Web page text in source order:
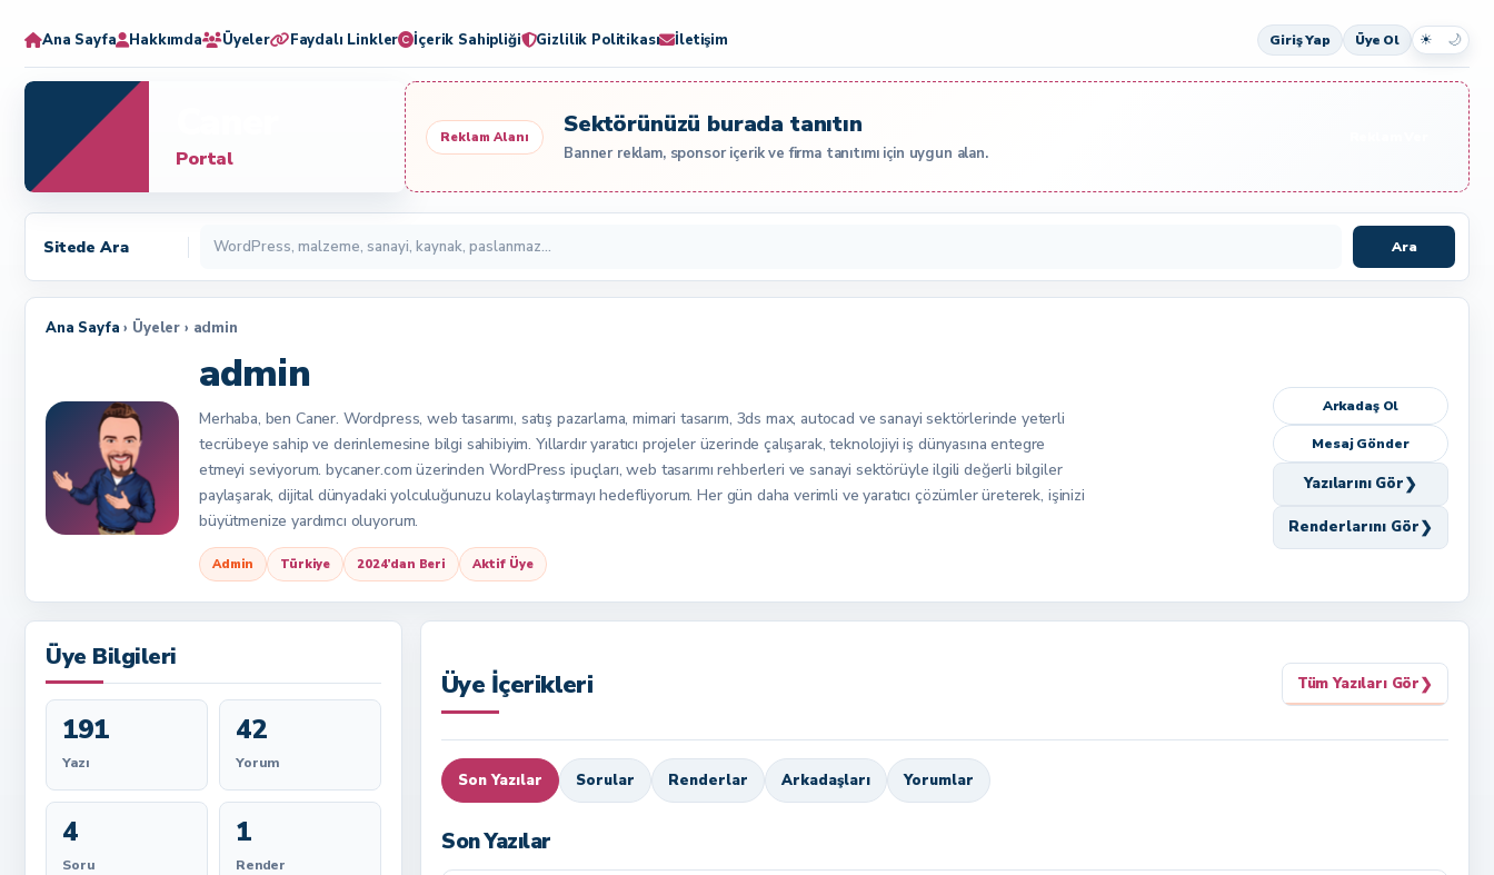
Ana Sayfa Hakkımda Üyeler Faydalı Linkler İçerik Sahipliği Gizlilik Politikası İletişim Giriş Yap Üye Ol ☀ 🌙
Portal
Reklam Alanı Sektörünüzü burada tanıtın
Banner reklam, sponsor içerik ve firma tanıtımı için uygun alan.
Sitede Ara Ara
Ana Sayfa › Üyeler › admin
admin
Merhaba, ben Caner. Wordpress, web tasarımı, satış pazarlama, mimari tasarım, 3ds max, autocad ve sanayi sektörlerinde yeterli
tecrübeye sahip ve derinlemesine bilgi sahibiyim. Yıllardır yaratıcı projeler üzerinde çalışarak, teknolojiyi iş dünyasına entegre
etmeyi seviyorum. bycaner.com üzerinden WordPress ipuçları, web tasarımı rehberleri ve sanayi sektörüyle ilgili değerli bilgiler
paylaşarak, dijital dünyadaki yolculuğunuzu kolaylaştırmayı hedefliyorum. Her gün daha verimli ve yaratıcı çözümler üreterek, işinizi
büyütmenize yardımcı oluyorum.
Admin Türkiye 2024’dan Beri Aktif Üye
Arkadaş Ol
Mesaj Gönder
Yazılarını Gör❯
Renderlarını Gör❯
Üye Bilgileri
191
Yazı
42
Yorum
4
Soru
1
Render
Üye İçerikleri Tüm Yazıları Gör❯
Son Yazılar Sorular Renderlar Arkadaşları Yorumlar
Son Yazılar